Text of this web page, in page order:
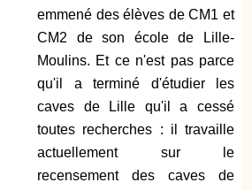
emmené des élèves de CM1 et
CM2 de son école de Lille-
Moulins. Et ce n'est pas parce
qu'il a terminé d'étudier les
caves de Lille qu'il a cessé
toutes recherches : il travaille
actuellement sur le
recensement des caves de